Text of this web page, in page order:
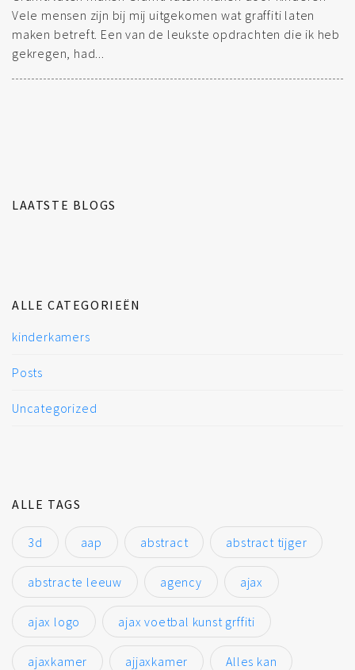
Vele mensen zijn bij mij uitgekomen wat graffiti laten
maken betreft. Een van de leukste opdrachten die ik heb
gekregen, had...
LAATSTE BLOGS
ALLE CATEGORIEËN
kinderkamers
Posts
Uncategorized
ALLE TAGS
3d aap abstract abstract tijger
abstracte leeuw agency ajax
ajax logo ajax voetbal kunst grffiti
ajaxkamer ajjaxkamer Alles kan